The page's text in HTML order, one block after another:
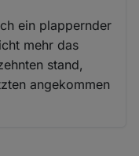
ein plappernder
mehr das
stand,
angekommen